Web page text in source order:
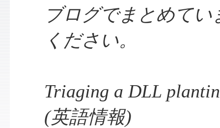
ブログでまとめて
ください。
Triaging a DLL
(英語情報)